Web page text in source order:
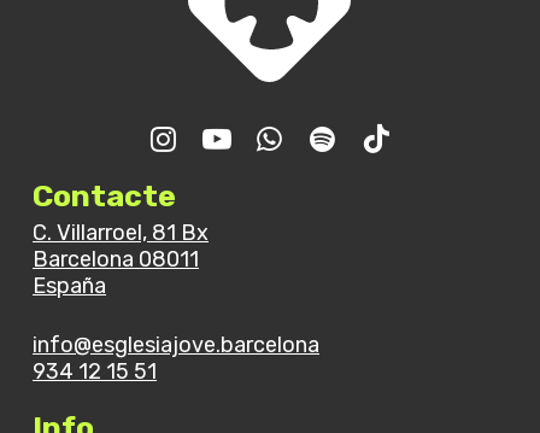
Contacte
C. Villarroel, 81 Bx
Barcelona 08011
España
info@esglesiajove.barcelona
934 12 15 51